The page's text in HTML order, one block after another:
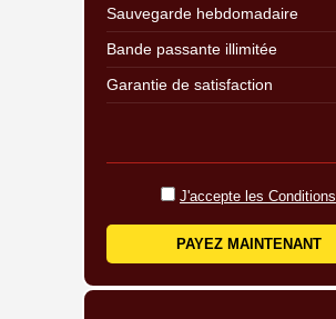
Sauvegarde hebdomadaire
Bande passante illimitée
Garantie de satisfaction
J'accepte les Conditions
PAYEZ MAINTENANT